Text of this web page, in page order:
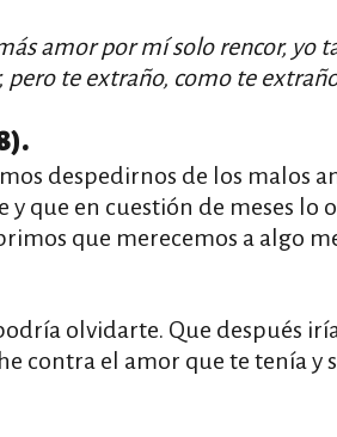
amor por mí solo rencor, yo
pero te extraño, como te
despedirnos de los malos
y que en cuestión de meses lo
que merecemos a algo
olvidarte. Que después
contra el amor que te tenía y